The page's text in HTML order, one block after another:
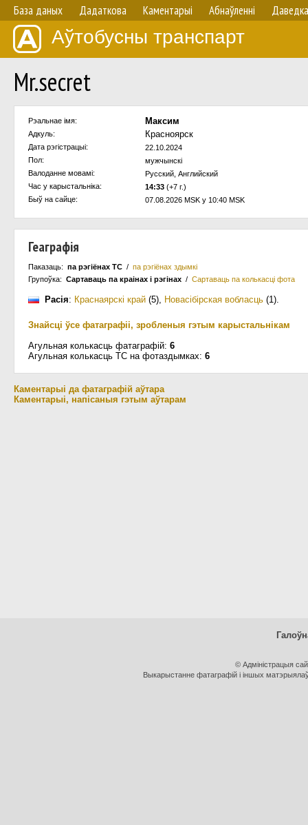
База даных Дадаткова Каментарыі Абнаўленнi Даведка
Аўтобусны транспарт
Mr.secret
Рэальнае імя: Максим
Адкуль: Красноярск
Дата рэгістрацыі:
22.10.2024
Пол:
мужчынскi
Валоданне мовамi:
Русский, Английский
Час у карыстальнiка:
14:33 (+7 г.)
Быў на сайце:
07.08.2026 MSK у 10:40 MSK
Геаграфія
Паказаць: па рэгіёнах ТС / па рэгіёнах здымкі
Групоўка: Сартаваць па краiнах i рэгінах / Сартаваць па колькасцi фота
Расія: Краснаярскі край (5), Новасібірская вобласць (1).
Знайсці ўсе фатаграфіі, зробленыя гэтым карыстальнікам
Агульная колькасць фатаграфій: 6
Агульная колькасць ТС на фотаздымках: 6
Каментарыі да фатаграфій аўтара
Каментарыі, напісаныя гэтым аўтарам
© Адміністрацыя
Выкарыстанне фатаграфій і іншых